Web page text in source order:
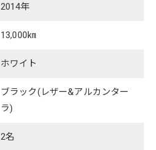
​2014年
​13,000㎞
​ホワイト
​ブラック(レザー&アルカンター
ラ)
2名